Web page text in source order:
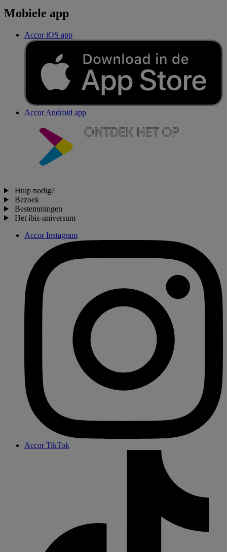
Mobiele app
Accor iOS app
Accor Android app
Hulp nodig?
Bezoek
Bestemmingen
Het ibis-universum
Accor Instagram
Accor TikTok